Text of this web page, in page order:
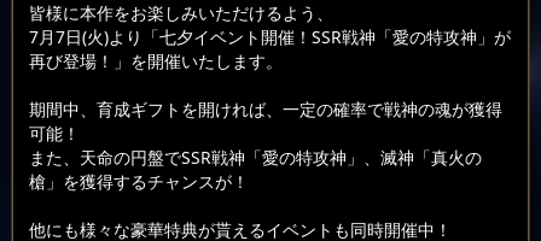
皆様に本作をお楽しみいただけるよう、
7月7日(火)より「七夕イベント開催！SSR戦神「愛の特攻神」が
再び登場！」を開催いたします。
期間中、育成ギフトを開ければ、一定の確率で戦神の魂が獲得
可能！
また、天命の円盤でSSR戦神「愛の特攻神」、滅神「真火の
槍」を獲得するチャンスが！
他にも様々な豪華特典が貰えるイベントも同時開催中！